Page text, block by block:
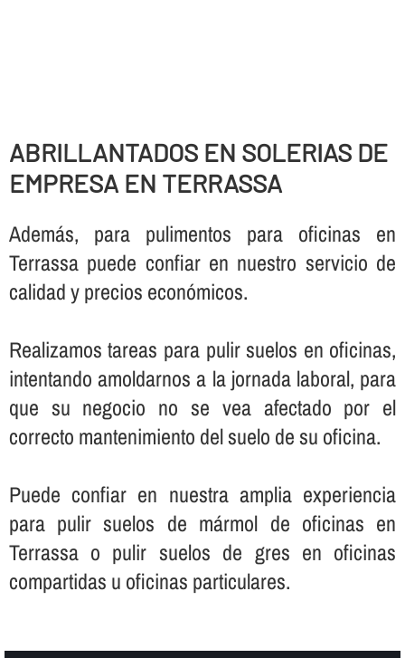
ABRILLANTADOS EN SOLERIAS DE
EMPRESA EN TERRASSA
Además, para pulimentos para oficinas en
Terrassa puede confiar en nuestro servicio de
calidad y precios económicos.
Realizamos tareas para pulir suelos en oficinas,
intentando amoldarnos a la jornada laboral, para
que su negocio no se vea afectado por el
correcto mantenimiento del suelo de su oficina.
Puede confiar en nuestra amplia experiencia
para pulir suelos de mármol de oficinas en
Terrassa o pulir suelos de gres en oficinas
compartidas u oficinas particulares.